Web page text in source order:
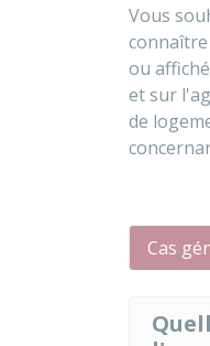
Vous
ou
et sur
de
Cas